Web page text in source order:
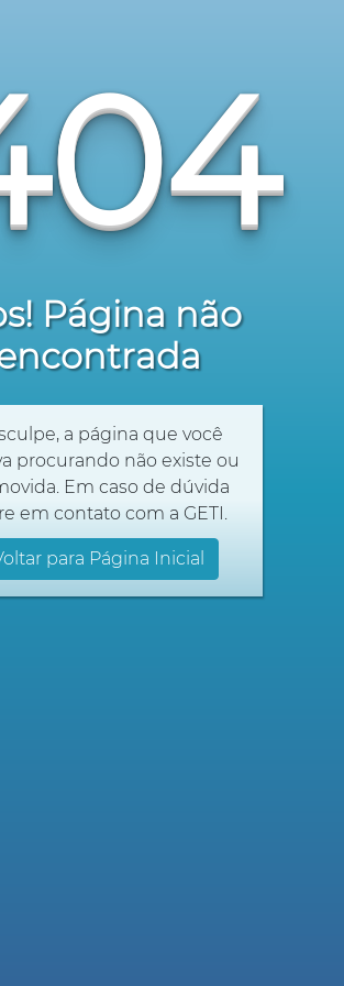
Página não
a página que você
procurando não existe ou
Em caso de dúvida
em contato com a GETI.
para Página Inicial